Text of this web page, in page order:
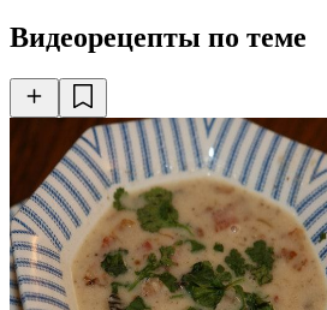
Видеорецепты по теме